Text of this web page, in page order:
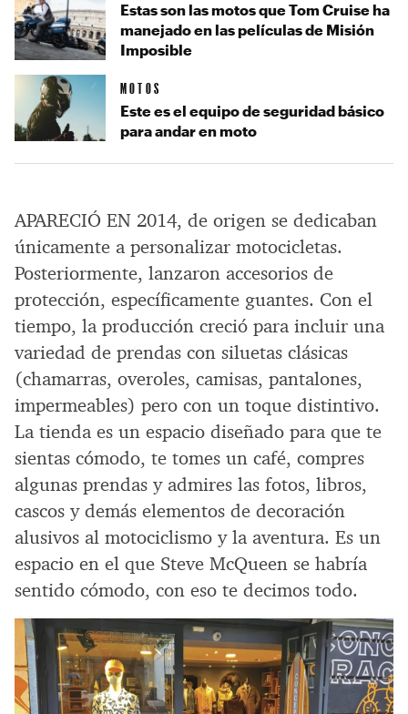
APARECIÓ EN 2014, de origen se dedicaban
únicamente a personalizar motocicletas.
Posteriormente, lanzaron accesorios de
protección, específicamente guantes. Con el
tiempo, la producción creció para incluir una
variedad de prendas con siluetas clásicas
(chamarras, overoles, camisas, pantalones,
impermeables) pero con un toque distintivo.
La tienda es un espacio diseñado para que te
sientas cómodo, te tomes un café, compres
algunas prendas y admires las fotos, libros,
cascos y demás elementos de decoración
alusivos al motociclismo y la aventura. Es un
espacio en el que Steve McQueen se habría
sentido cómodo, con eso te decimos todo.
Estas son las motos que Tom Cruise ha
manejado en las películas de Misión
Imposible
MOTOS
Este es el equipo de seguridad básico
para andar en moto